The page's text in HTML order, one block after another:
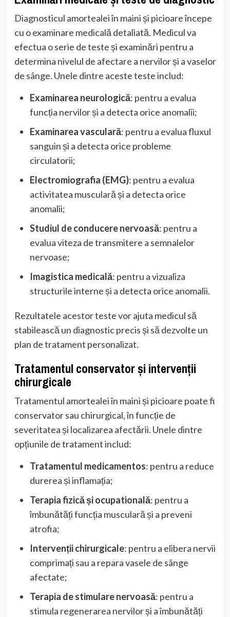
Diagnosticul amortealei în maini și picioare începe
cu o examinare medicală detaliată. Medicul va
efectua o serie de teste și examinări pentru a
determina nivelul de afectare a nervilor și a vaselor
de sânge. Unele dintre aceste teste includ:
Examinarea neurologică: pentru a evalua
funcția nervilor și a detecta orice anomalii;
Examinarea vasculară: pentru a evalua fluxul
sanguin și a detecta orice probleme
circulatorii;
Electromiografia (EMG): pentru a evalua
activitatea musculară și a detecta orice
anomalii;
Studiul de conducere nervoasă: pentru a
evalua viteza de transmitere a semnalelor
nervoase;
Imagistica medicală: pentru a vizualiza
structurile interne și a detecta orice anomalii.
Rezultatele acestor teste vor ajuta medicul să
stabilească un diagnostic precis și să dezvolte un
plan de tratament personalizat.
Tratamentul conservator și intervenții
chirurgicale
Tratamentul amortealei în maini și picioare poate fi
conservator sau chirurgical, în funcție de
severitatea și localizarea afectării. Unele dintre
opțiunile de tratament includ:
Tratamentul medicamentos: pentru a reduce
durerea și inflamația;
Terapia fizică și ocupatională: pentru a
îmbunătăți funcția musculară și a preveni
atrofia;
Intervenții chirurgicale: pentru a elibera nervii
comprimați sau a repara vasele de sânge
afectate;
Terapia de stimulare nervoasă: pentru a
stimula regenerarea nervilor și a îmbunătăți